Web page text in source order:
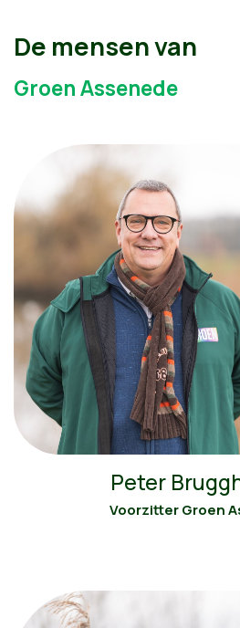
De mensen van
Groen Assenede
Peter
Voorzitter Groen